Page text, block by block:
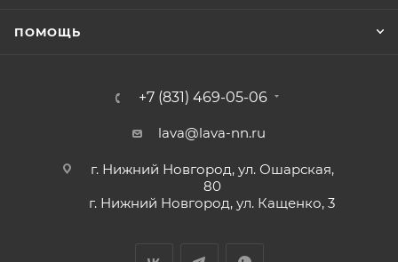
ПОМОЩЬ
+7 (831) 469-05-06
lava@lava-nn.ru
г. Нижний Новгород, ул. Ошарская,
80
г. Нижний Новгород, ул. Кащенко, 3